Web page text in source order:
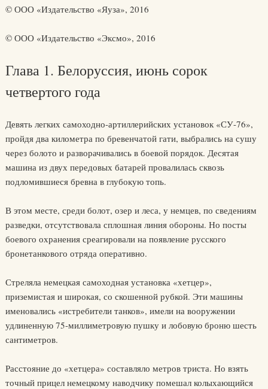
© ООО «Издательство «Яуза», 2016
© ООО «Издательство «Эксмо», 2016
Глава 1. Белоруссия, июнь сорок
четвертого года
Девять легких самоходно-артиллерийских установок «СУ-76»,
пройдя два километра по бревенчатой гати, выбрались на сушу
через болото и разворачивались в боевой порядок. Десятая
машина из двух передовых батарей провалилась сквозь
подломившиеся бревна в глубокую топь.
В этом месте, среди болот, озер и леса, у немцев, по сведениям
разведки, отсутствовала сплошная линия обороны. Но посты
боевого охранения среагировали на появление русского
бронетанкового отряда оперативно.
Стреляла немецкая самоходная установка «хетцер»,
приземистая и широкая, со скошенной рубкой. Эти машины
именовались «истребители танков», имели на вооружении
удлиненную 75-миллиметровую пушку и лобовую броню шесть
сантиметров.
Расстояние до «хетцера» составляло метров триста. Но взять
точный прицел немецкому наводчику помешал колыхающийся